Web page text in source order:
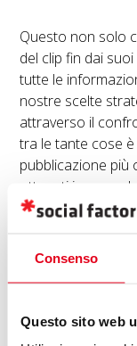
Consenso
Questo sito web
Questo non solo
del clip fin dai
tutte le
nostre scelte
attraverso il
tra le tante cose
pubblicazione più
ottenuti in
abbatte un limite